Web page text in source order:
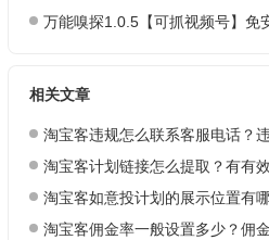
万能嗅探1.0.5【可抓视频号】免安装
相关文章
淘宝客违规怎么联系客服电话？
淘宝客计划链接怎么提取？有有
淘宝客如意投计划的展示位置有
淘宝客佣金率一般设置多少？佣